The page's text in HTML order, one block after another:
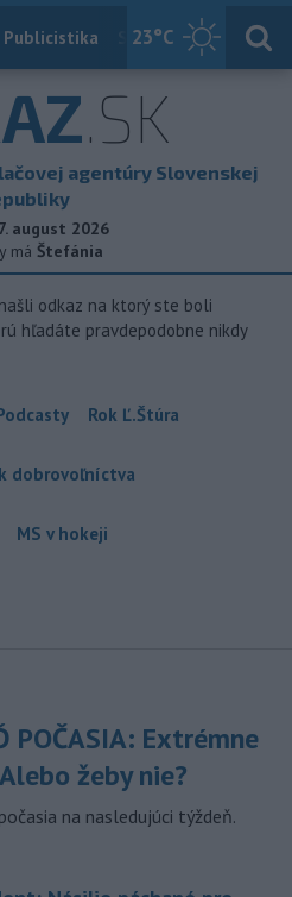
23°C
Publicistika Slovensko
.SK
agentúry Slovenskej
7. august 2026
má Štefánia
odkaz na ktorý ste boli
hľadáte pravdepodobne nikdy
Rok Ľ.Štúra
dobrovoľníctva
MS v hokeji
POČASIA: Extrémne
žeby nie?
na nasledujúci týždeň.